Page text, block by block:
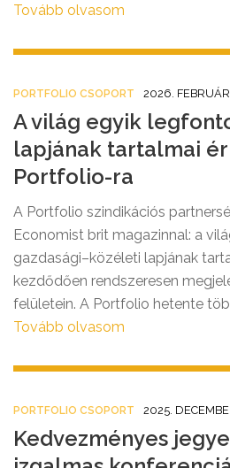
Tovább olvasom
PORTFOLIO CSOPORT 2026. FEBRUÁR
A világ egyik
lapjának tartalmai
Portfolio-ra
A Portfolio szindikációs
Economist brit magazinnal: a
gazdasági–közéleti lapjának
kezdődően rendszeresen
felületein. A Portfolio hetente
köszönhetően éves szinten több
tartalomlicenc-megállapodás
nemzetközi sajtó élvonalának
adatalapú nézőpontjaihoz.
Tovább olvasom
PORTFOLIO CSOPORT 2025.
Kedvezményes